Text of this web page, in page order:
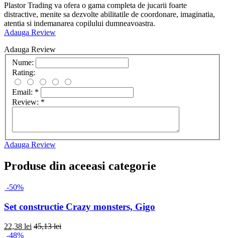
Plastor Trading va ofera o gama completa de jucarii foarte
distractive, menite sa dezvolte abilitatile de coordonare, imaginatia,
atentia si indemanarea copilului dumneavoastra.
Adauga Review
Adauga Review
Nume:
Rating:
Email: *
Review: *
Adauga Review
Produse din aceeasi categorie
-50%
Set constructie Crazy monsters, Gigo
22,38 lei 45,13 lei
-48%